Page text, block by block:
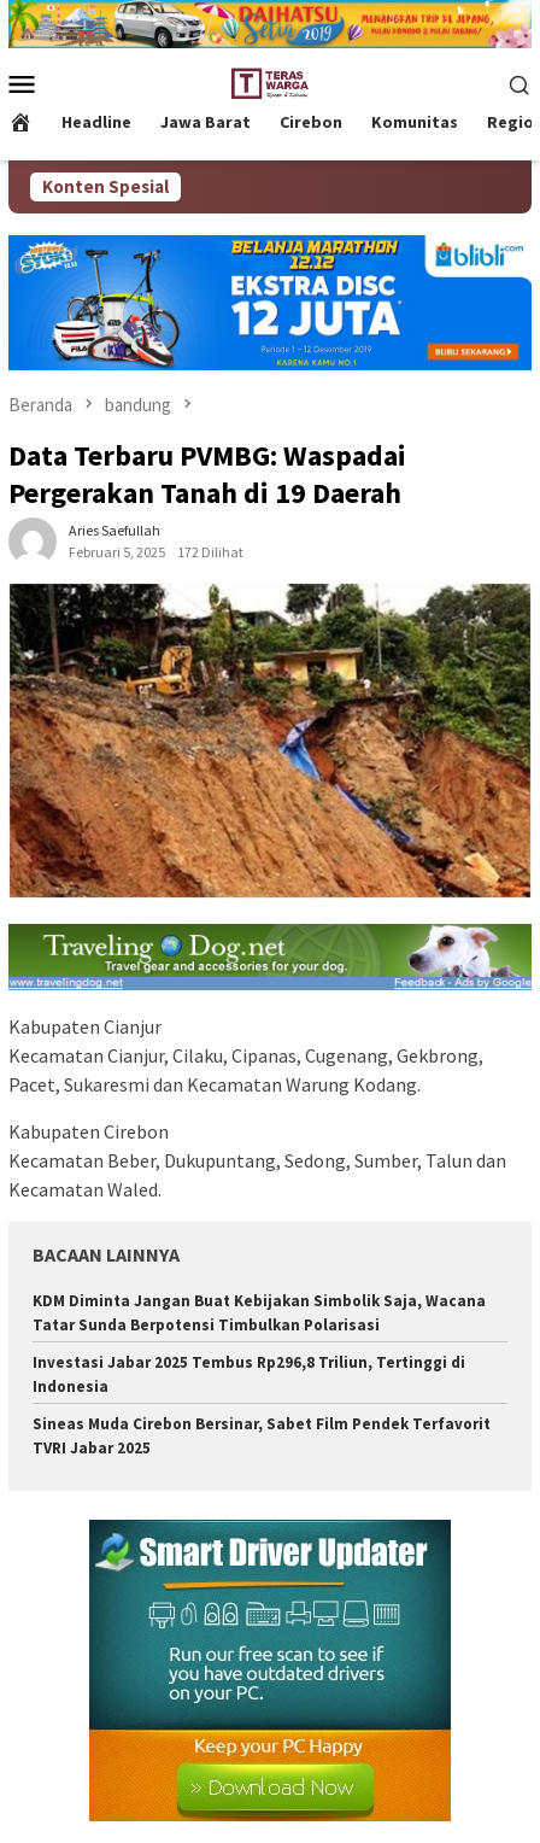
Loncat
ke
Mobile
Headline Jawa Barat Cirebon Komunitas
Konten Spesial
Beranda bandung
Data Terbaru PVMBG: Waspadai
Pergerakan Tanah di 19 Daerah
Aries Saefullah
Februari 5, 2025
172 Dilihat
Kabupaten Cianjur
Kecamatan Cianjur, Cilaku, Cipanas, Cugenang, Gekbrong,
Pacet, Sukaresmi dan Kecamatan Warung Kodang.
Kabupaten Cirebon
Kecamatan Beber, Dukupuntang, Sedong, Sumber, Talun dan
Kecamatan Waled.
BACAAN LAINNYA
KDM Diminta Jangan Buat Kebijakan Simbolik Saja, Wacana
Tatar Sunda Berpotensi Timbulkan Polarisasi
Investasi Jabar 2025 Tembus Rp296,8 Triliun, Tertinggi di
Indonesia
Sineas Muda Cirebon Bersinar, Sabet Film Pendek Terfavorit
TVRI Jabar 2025